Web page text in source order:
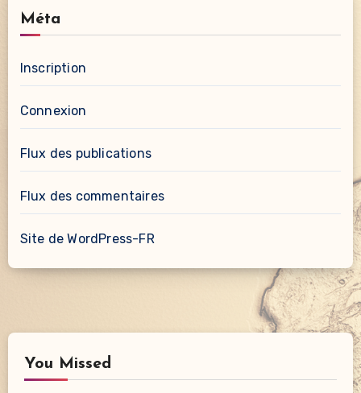
Méta
Inscription
Connexion
Flux des publications
Flux des commentaires
Site de WordPress-FR
You Missed